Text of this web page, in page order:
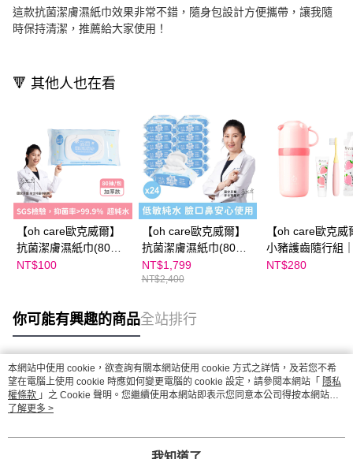
這款抗菌潔膚濕紙巾效果非常不錯，隨身包設計方便攜帶，讓我隨
時保持清潔，推薦給大家使用！
🔻 其他人也在看
【oh care歐克威爾】
抗菌潔膚濕紙巾(80抽)
單入
NT$100
【oh care歐克威爾】
抗菌潔膚濕紙巾(80
抽)24入
NT$1,799
NT$2,400
【oh care歐克威
小豬護齒隨行組
小豬草莓組 (收納
NT$280
你可能有興趣的商品全站排行
熱門標籤
本網站中使用 cookie，欲查詢有關本網站使用 cookie 方式之詳情，及若您不希
望在電腦上使用 cookie 時應如何變更電腦的 cookie 設定，請參閱本網站「 隱私
權條款 」之 Cookie 聲明。您繼續使用本網站即表示您同意本公司得按本網站使
用條款之 Cookie 聲明使用 cookie。
了解更多 >